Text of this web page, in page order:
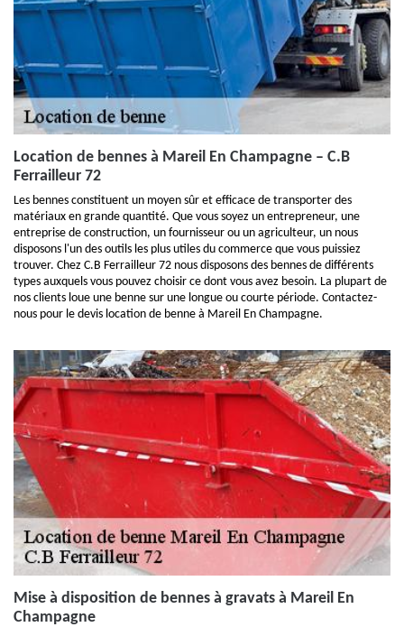
Location de bennes à Mareil En Champagne – C.B
Ferrailleur 72
Les bennes constituent un moyen sûr et efficace de transporter des
matériaux en grande quantité. Que vous soyez un entrepreneur, une
entreprise de construction, un fournisseur ou un agriculteur, un nous
disposons l'un des outils les plus utiles du commerce que vous puissiez
trouver. Chez C.B Ferrailleur 72 nous disposons des bennes de différents
types auxquels vous pouvez choisir ce dont vous avez besoin. La plupart de
nos clients loue une benne sur une longue ou courte période. Contactez-
nous pour le devis location de benne à Mareil En Champagne.
Mise à disposition de bennes à gravats à Mareil En
Champagne